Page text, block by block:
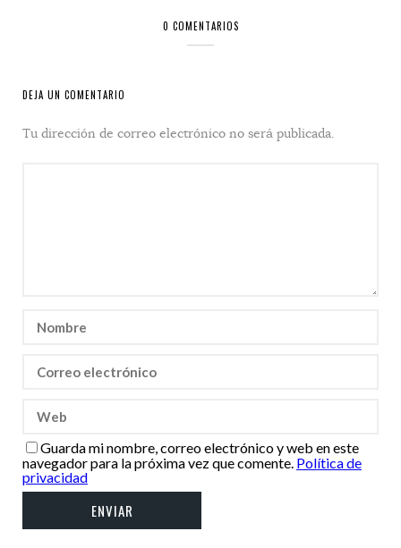
0 COMENTARIOS
DEJA UN COMENTARIO
Tu dirección de correo electrónico no será publicada.
Guarda mi nombre, correo electrónico y web en este
navegador para la próxima vez que comente. Política de
privacidad